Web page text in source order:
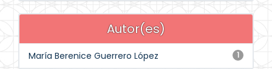
Autor(es)
1
María Berenice Guerrero López